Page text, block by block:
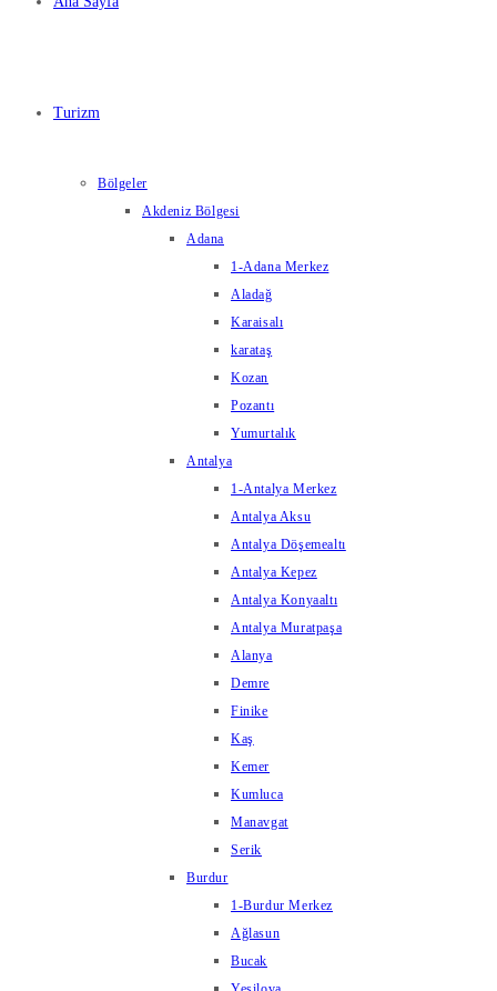
Turizm
Bölgeler
Akdeniz Bölgesi
Adana
1-Adana Merkez
Aladağ
Karaisalı
karataş
Kozan
Pozantı
Yumurtalık
Antalya
1-Antalya Merkez
Antalya Aksu
Antalya Döşemealtı
Antalya Kepez
Antalya Konyaaltı
Antalya Muratpaşa
Alanya
Demre
Finike
Kaş
Kemer
Kumluca
Manavgat
Serik
Burdur
1-Burdur Merkez
Ağlasun
Bucak